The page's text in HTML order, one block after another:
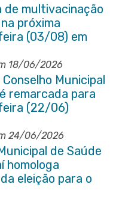
de multivacinação
próxima
(03/08) em
18/06/2026
Municipal
remarcada para
(22/06)
24/06/2026
de Saúde
homologa
eleição para o